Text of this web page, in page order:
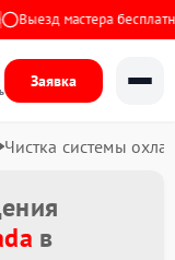
Выезд мастера бесплатно
Заявка
Чистка системы
в